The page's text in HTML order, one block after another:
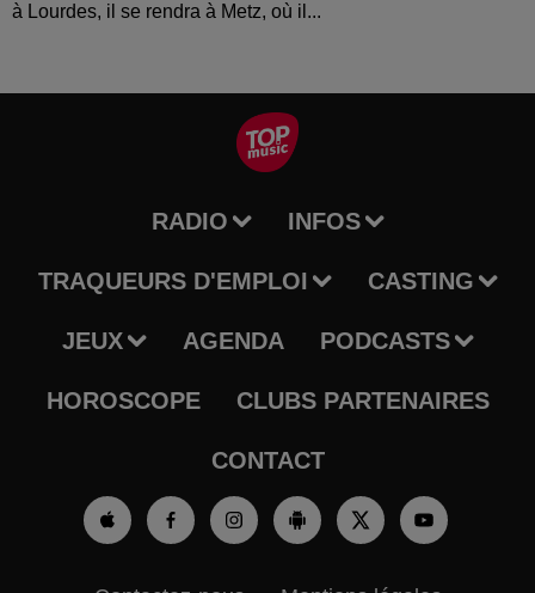
à Lourdes, il se rendra à Metz, où il...
RADIO INFOS
TRAQUEURS D'EMPLOI CASTING
JEUX AGENDA PODCASTS
HOROSCOPE CLUBS PARTENAIRES
CONTACT